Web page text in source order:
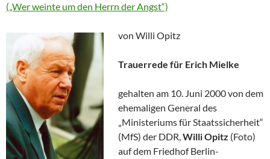
(„Wer weinte um den Herrn der Angst“)
von Willi Opitz
Trauerrede für Erich Mielke
gehalten am 10. Juni 2000 von dem
ehemaligen General des
„Ministeriums für Staatssicherheit“
(MfS) der DDR,Willi Opitz (Foto)
auf dem Friedhof Berlin-